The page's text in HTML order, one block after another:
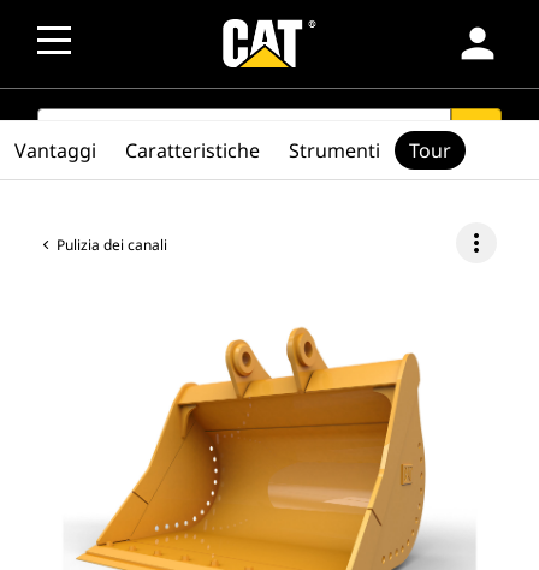
person
SEARCH search
Pulizia dei canali more_vert
Vantaggi Caratteristiche Strumenti Tour